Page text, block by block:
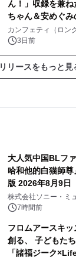
ん！」収録を兼
ちゃん＆安めぐ
な心」 チケット
カンフェティ（ロン
会社）
3日前
リースをもっと見
大人気中国BLフ
哈和他的白猫師
版 2026年8月9日
開始
株式会社ソニー・ミ
ンズ7時間前
フロムアースキ
創る、 子どもた
「諸福ジーク